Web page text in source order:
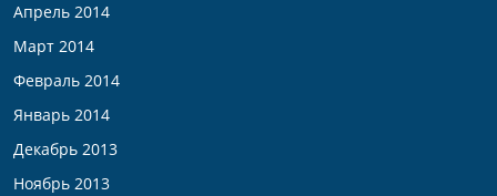
Апрель 2014
Март 2014
Февраль 2014
Январь 2014
Декабрь 2013
Ноябрь 2013